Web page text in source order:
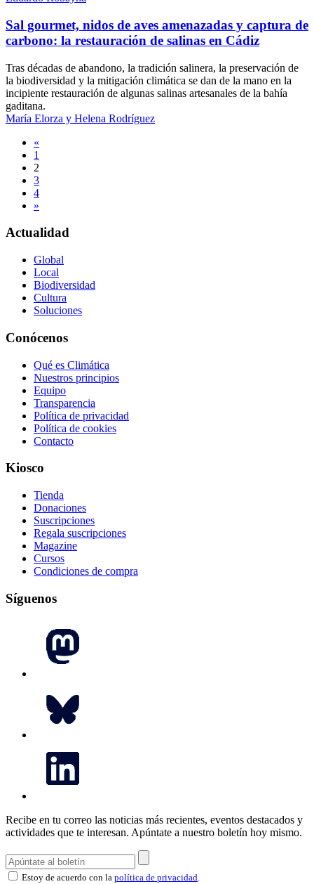
Sal gourmet, nidos de aves amenazadas y captura de
carbono: la restauración de salinas en Cádiz
Tras décadas de abandono, la tradición salinera, la preservación de
la biodiversidad y la mitigación climática se dan de la mano en la
incipiente restauración de algunas salinas artesanales de la bahía
gaditana.
María Elorza y Helena Rodríguez
Navegación
entradas
«
1
2
3
4
»
Actualidad
Global
Local
Biodiversidad
Cultura
Soluciones
Conócenos
Qué es Climática
Nuestros principios
Equipo
Transparencia
Política de privacidad
Política de cookies
Contacto
Kiosco
Tienda
Donaciones
Suscripciones
Regala suscripciones
Magazine
Cursos
Condiciones de compra
Síguenos
Recibe en tu correo las noticias más recientes, eventos destacados y
actividades que te interesan. Apúntate a nuestro boletín hoy mismo.
Estoy de acuerdo con la política de privacidad.